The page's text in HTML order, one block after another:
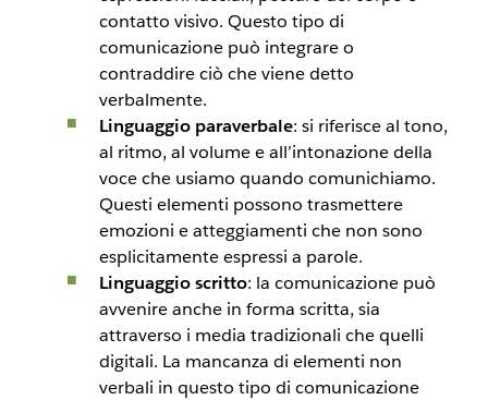
contatto visivo. Questo tipo di
comunicazione può integrare o
contraddire ciò che viene detto
verbalmente.
Linguaggio paraverbale: si riferisce al tono,
al ritmo, al volume e all’intonazione della
voce che usiamo quando comunichiamo.
Questi elementi possono trasmettere
emozioni e atteggiamenti che non sono
esplicitamente espressi a parole.
Linguaggio scritto: la comunicazione può
avvenire anche in forma scritta, sia
attraverso i media tradizionali che quelli
digitali. La mancanza di elementi non
verbali in questo tipo di comunicazione